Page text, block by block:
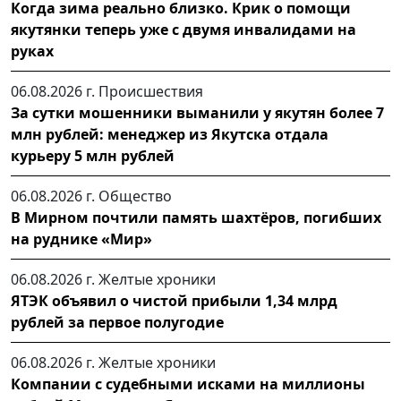
Когда зима реально близко. Крик о помощи
якутянки теперь уже с двумя инвалидами на
руках
06.08.2026 г. Происшествия
За сутки мошенники выманили у якутян более 7
млн рублей: менеджер из Якутска отдала
курьеру 5 млн рублей
06.08.2026 г. Общество
В Мирном почтили память шахтёров, погибших
на руднике «Мир»
06.08.2026 г. Желтые хроники
ЯТЭК объявил о чистой прибыли 1,34 млрд
рублей за первое полугодие
06.08.2026 г. Желтые хроники
Компании с судебными исками на миллионы